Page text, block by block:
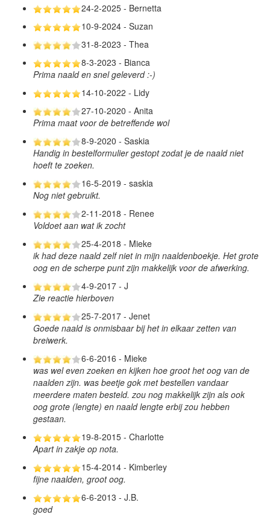
24-2-2025 - Bernetta
10-9-2024 - Suzan
31-8-2023 - Thea
8-3-2023 - Bianca
Prima naald en snel geleverd :-)
14-10-2022 - Lidy
27-10-2020 - Anita
Prima maat voor de betreffende wol
8-9-2020 - Saskia
Handig in bestelformulier gestopt zodat je de naald niet
hoeft te zoeken.
16-5-2019 - saskia
Nog niet gebruikt.
2-11-2018 - Renee
Voldoet aan wat ik zocht
25-4-2018 - Mieke
ik had deze naald zelf niet in mijn naaldenboekje. Het grote
oog en de scherpe punt zijn makkelijk voor de afwerking.
4-9-2017 - J
Zie reactie hierboven
25-7-2017 - Jenet
Goede naald is onmisbaar bij het in elkaar zetten van
breiwerk.
6-6-2016 - Mieke
was wel even zoeken en kijken hoe groot het oog van de
naalden zijn. was beetje gok met bestellen vandaar
meerdere maten besteld. zou nog makkelijk zijn als ook
oog grote (lengte) en naald lengte erbij zou hebben
gestaan.
19-8-2015 - Charlotte
Apart in zakje op nota.
15-4-2014 - Kimberley
fijne naalden, groot oog.
6-6-2013 - J.B.
goed